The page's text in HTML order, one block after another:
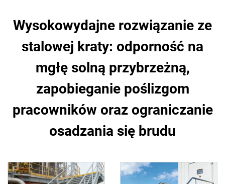
Wysokowydajne rozwiązanie ze
stalowej kraty: odporność na
mgłę solną przybrzeżną,
zapobieganie poślizgom
pracowników oraz ograniczanie
osadzania się brudu